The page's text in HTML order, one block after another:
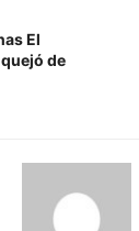
El
de